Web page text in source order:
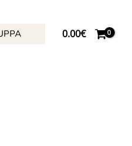
0.00€